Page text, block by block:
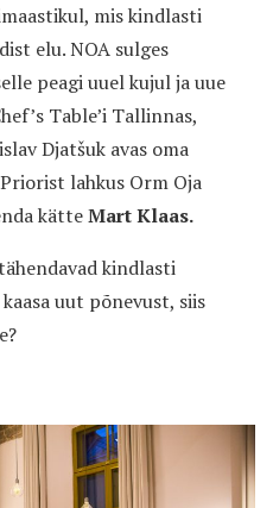
mis kindlasti
elu. NOA sulges
peagi uuel kujul ja uue
Table’i Tallinnas,
Djatšuk avas oma
lahkus Orm Oja
kätteMart Klaas.
kindlasti
uut põnevust, siis